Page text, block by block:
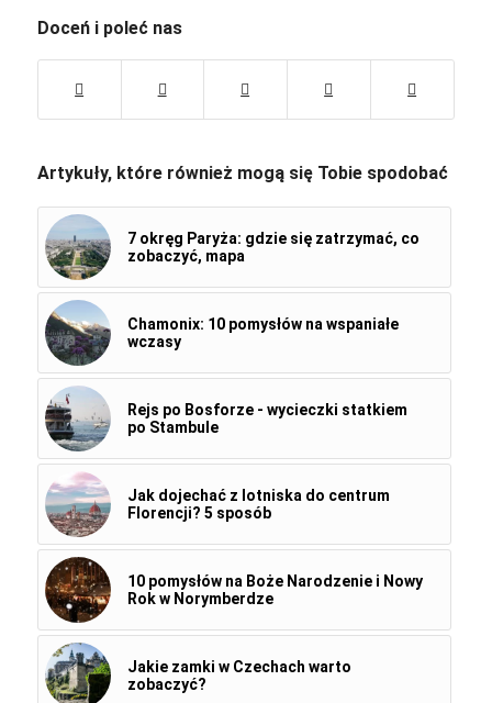
Doceń i poleć nas
Artykuły, które również mogą się Tobie spodobać
7 okręg Paryża: gdzie się zatrzymać, co
zobaczyć, mapa
Chamonix: 10 pomysłów na wspaniałe
wczasy
Rejs po Bosforze - wycieczki statkiem
po Stambule
Jak dojechać z lotniska do centrum
Florencji? 5 sposób
10 pomysłów na Boże Narodzenie i Nowy
Rok w Norymberdze
Jakie zamki w Czechach warto
zobaczyć?